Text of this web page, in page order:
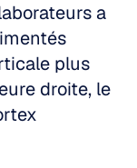
a
plus
droite, le